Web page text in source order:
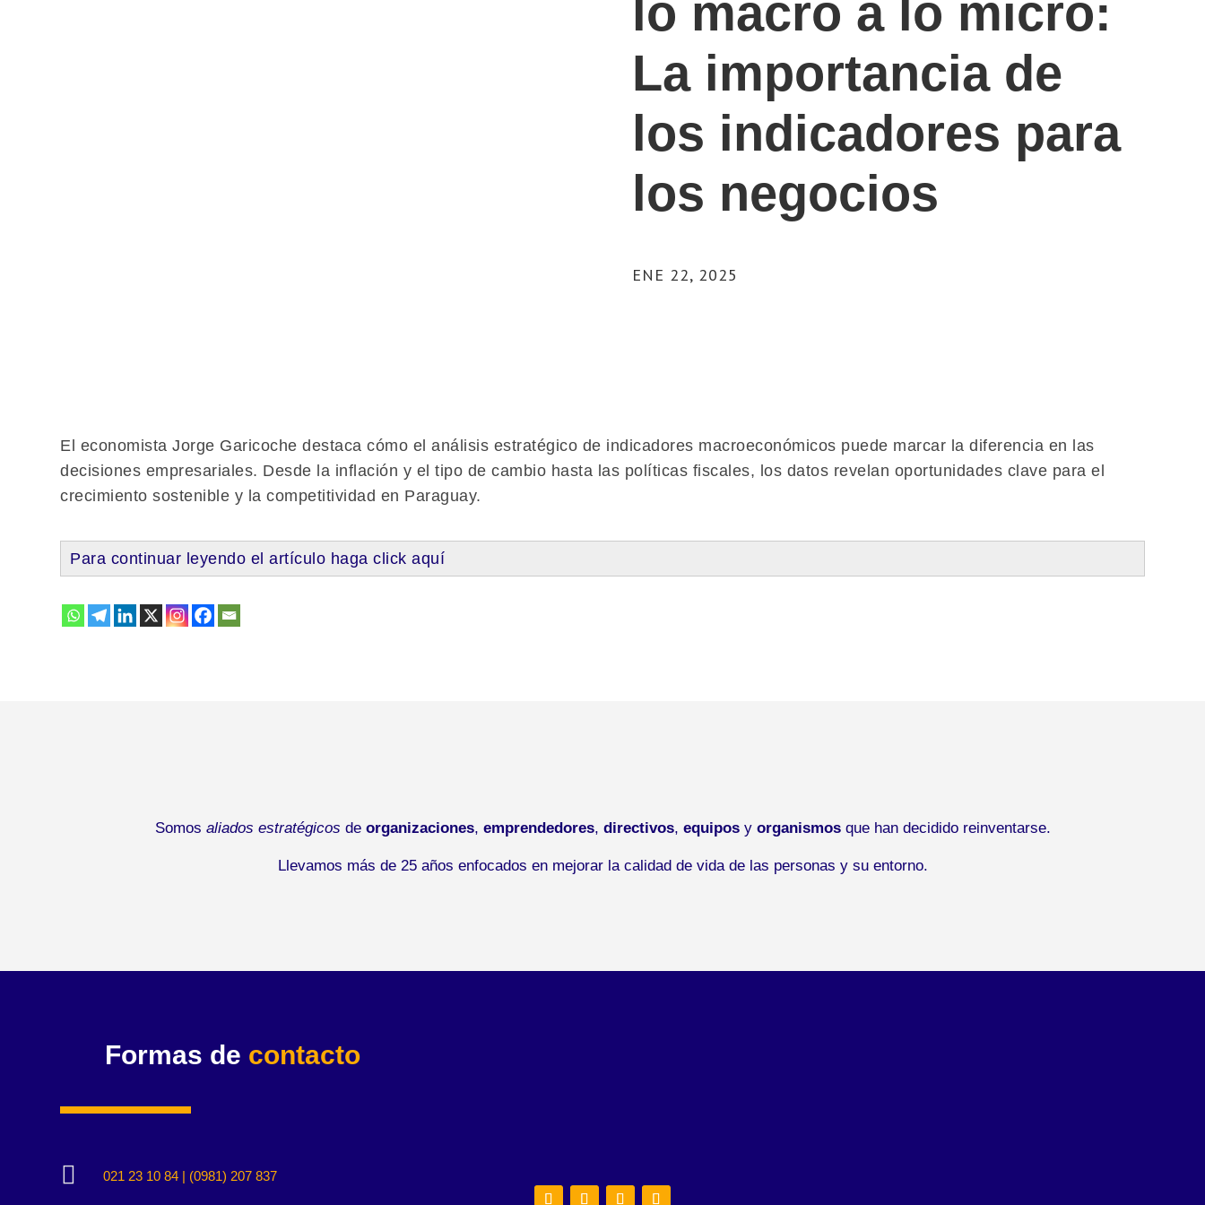
lo macro a lo micro:
La importancia de
los indicadores para
los negocios
ENE 22, 2025
El economista Jorge Garicoche destaca cómo el análisis estratégico de indicadores macroeconómicos puede marcar la diferencia en las
decisiones empresariales. Desde la inflación y el tipo de cambio hasta las políticas fiscales, los datos revelan oportunidades clave para el
crecimiento sostenible y la competitividad en Paraguay.
Para continuar leyendo el artículo haga click aquí
Somos aliados estratégicos de organizaciones, emprendedores, directivos, equiposy organismosque han decidido reinventarse.
Llevamos más de 25 años enfocados en mejorar la calidad de vida de las personas y su entorno.
Formas de contacto
 021 23 10 84 | (0981) 207 837